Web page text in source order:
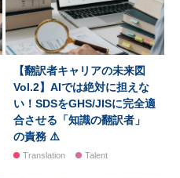
【翻訳者キャリアの未来図
Vol.2】AIでは絶対に担えな
い！SDSをGHS/JISに完全適
合させる「知識の翻訳者」
の責務 ⚠️
Translation Talent